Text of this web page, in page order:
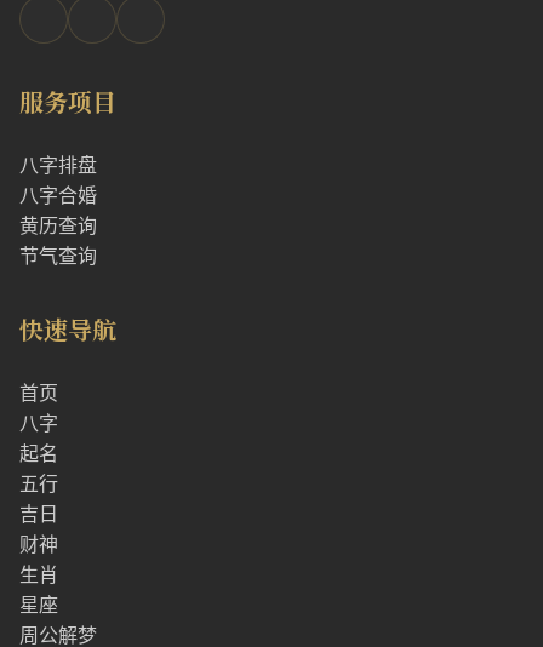
服务项目
八字排盘
八字合婚
黄历查询
节气查询
快速导航
首页
八字
起名
五行
吉日
财神
生肖
星座
周公解梦